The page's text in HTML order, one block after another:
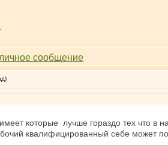
которые лучше гораздо тех что в
квалифицированный себе может